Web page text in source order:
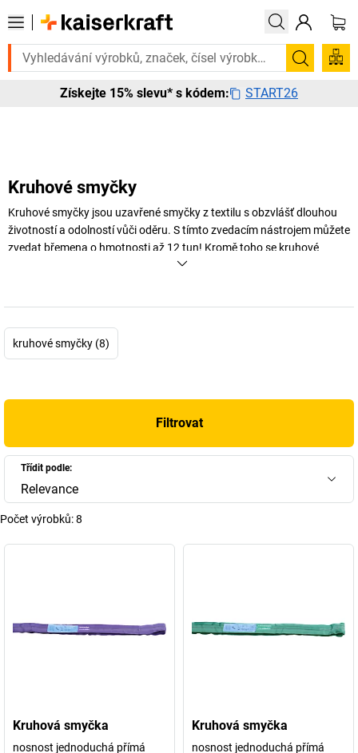
to urgentně? Vybrané bestsellery doručíme do 72 hodin.
Hledání
Získejte 15% slevu* s kódem: START26
Kruhové smyčky
Kruhové smyčky jsou uzavřené smyčky z textilu s obzvlášť dlouhou
životností a odolností vůči oděru. S tímto zvedacím nástrojem můžete
zvedat břemena o hmotnosti až 12 tun! Kromě toho se kruhové
smyčky snadno skladují a jsou velmi rychle připravené k použití.
kruhové smyčky (8)
Filtrovat
Třídit podle:
Relevance
Počet výrobků:8
Kruhová smyčka
nosnost jednoduchá přímá
Kruhová smyčka
nosnost jednoduchá přímá